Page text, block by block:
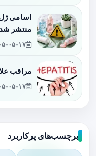
اسامی
منتشر شد
۱۴۰۵-
مراقب
۱۴۰۵-
برچسب‌های پرکاربرد